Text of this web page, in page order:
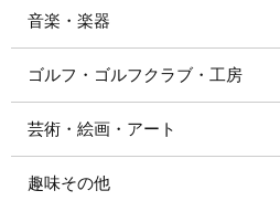
音楽・楽器
ゴルフ・ゴルフクラブ・工房
芸術・絵画・アート
趣味その他